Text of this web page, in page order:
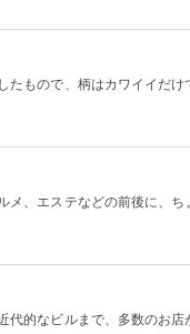
たもので、柄はカワイイだけ
メ、エステなどの前後に、ち
代的なビルまで、多数のお店